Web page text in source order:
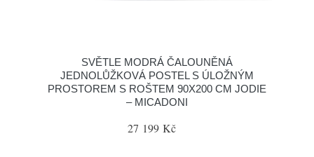
SVĚTLE MODRÁ ČALOUNĚNÁ
JEDNOLŮŽKOVÁ POSTEL S ÚLOŽNÝM
PROSTOREM S ROŠTEM 90X200 CM JODIE
– MICADONI
27 199 Kč